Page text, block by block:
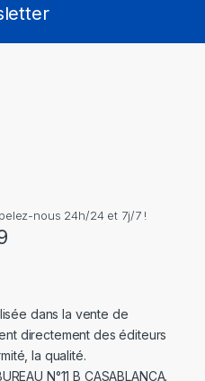
nous 24h/24 et 7j/7 !
dans la vente de
directement des éditeurs
la qualité.
N°11 B CASABLANCA.